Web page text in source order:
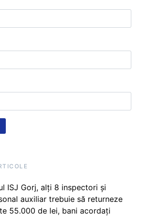
ISJ Gorj, alți 8 inspectori și
auxiliar trebuie să returneze
55.000 de lei, bani acordați